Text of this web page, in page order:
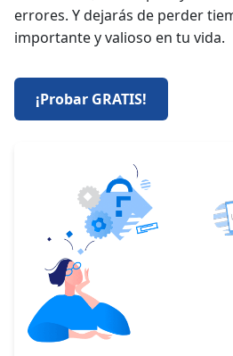
errores. Y dejarás de perder
importante y valioso en tu vida.
¡Probar GRATIS!